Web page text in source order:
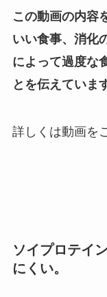
この動画の内容
いい食事、消化
によって過度な
とを伝えていま
詳しくは動画を
ソイプロテイ
にくい。